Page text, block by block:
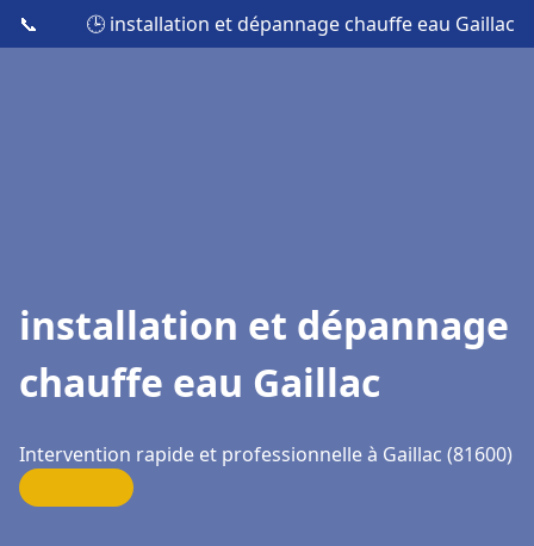
📞 🕒 installation et dépannage chauffe eau Gaillac
installation et dépannage
chauffe eau Gaillac
Intervention rapide et professionnelle à Gaillac (81600)